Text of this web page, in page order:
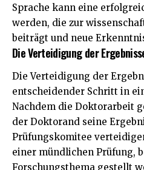
Sprache kann eine
werden, die zur
beiträgt und neue
Die Verteidigung der
Die Verteidigung der
entscheidender Schritt in
Nachdem die Doktorarbeit
der Doktorand seine
Prüfungskomitee
einer mündlichen Prüfung,
Forschungsthema gestellt